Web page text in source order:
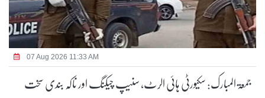
07 Aug 2026 11:33 AM
جمعۃ المبارک: سکیورٹی ہائی الرٹ، سنیپ چیکنگ اور ناکہ بندی سخت